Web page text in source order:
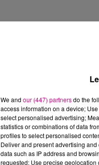
We and our (447) partnersdo the
access information on a device;
select personalised advertising;
statistics or combinations of data
profiles to select personalised
Deliver and present advertising
data such as IP address and
requested; Use precise